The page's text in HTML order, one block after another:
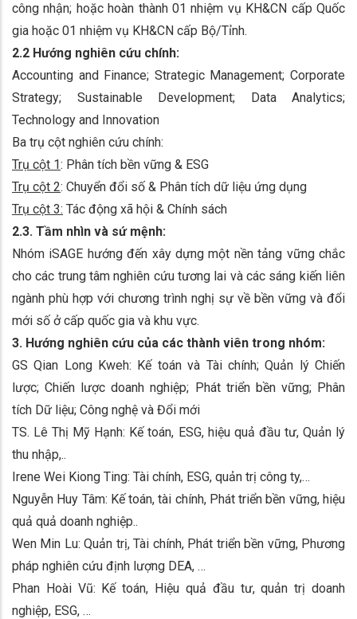
công nhận; hoặc hoàn thành 01 nhiệm vụ KH&CN cấp Quốc
gia hoặc 01 nhiệm vụ KH&CN cấp Bộ/Tỉnh.
2.2 Hướng nghiên cứu chính:
Accounting and Finance; Strategic Management; Corporate
Strategy; Sustainable Development; Data Analytics;
Technology and Innovation
Ba trụ cột nghiên cứu chính:
Trụ cột 1: Phân tích bền vững & ESG
Trụ cột 2: Chuyển đổi số & Phân tích dữ liệu ứng dụng
Trụ cột 3: Tác động xã hội & Chính sách
2.3. Tầm nhìn và sứ mệnh:
Nhóm iSAGE hướng đến xây dựng một nền tảng vững chắc
cho các trung tâm nghiên cứu tương lai và các sáng kiến liên
ngành phù hợp với chương trình nghị sự về bền vững và đổi
mới số ở cấp quốc gia và khu vực.
3. Hướng nghiên cứu của các thành viên trong nhóm:
GS Qian Long Kweh: Kế toán và Tài chính; Quản lý Chiến
lược; Chiến lược doanh nghiệp; Phát triển bền vững; Phân
tích Dữ liệu; Công nghệ và Đổi mới
TS. Lê Thị Mỹ Hạnh: Kế toán, ESG, hiệu quả đầu tư, Quản lý
thu nhập,..
Irene Wei Kiong Ting: Tài chính, ESG, quản trị công ty,…
Nguyễn Huy Tâm: Kế toán, tài chính, Phát triển bền vững, hiệu
quả quả doanh nghiệp..
Wen Min Lu: Quản trị, Tài chính, Phát triển bền vững, Phương
pháp nghiên cứu định lượng DEA, …
Phan Hoài Vũ: Kế toán, Hiệu quả đầu tư, quản trị doanh
nghiệp, ESG, …